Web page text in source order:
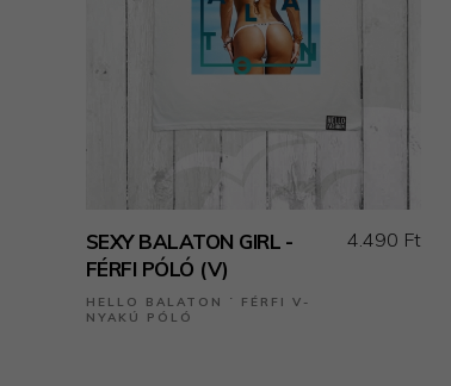
SEXY BALATON GIRL -
FÉRFI PÓLÓ (V)
HELLO BALATON ˙ FÉRFI V-
NYAKÚ PÓLÓ
4.490 Ft